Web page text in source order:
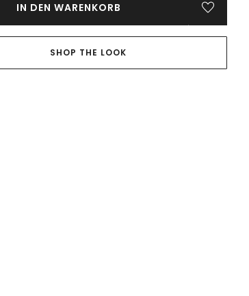
IN DEN WARENKORB
SHOP THE LOOK